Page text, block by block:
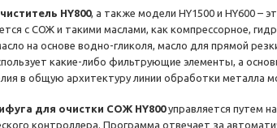
HY800, а также модели HY1500 и HY600 –
с СОЖ и такими маслами, как компрессорное,
на основе водно-гликоля, масло для прямой
какие-либо фильтрующие элементы, а
в общую архитектуру линии обработки металла
для очистки СОЖ HY800управляется путем
контроллера. Программа отвечает за